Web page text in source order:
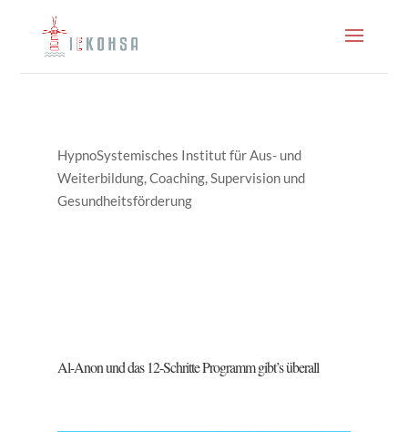
HypnoSystemisches Institut für Aus- und
Weiterbildung, Coaching, Supervision und
Gesundheitsförderung
Al-Anon und das 12-Schritte Programm gibt’s überall